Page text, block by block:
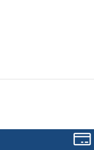
Yaz